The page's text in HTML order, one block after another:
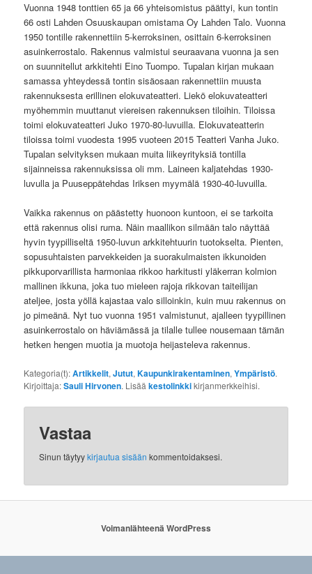
Vuonna 1948 tonttien 65 ja 66 yhteisomistus päättyi, kun tontin
66 osti Lahden Osuuskaupan omistama Oy Lahden Talo. Vuonna
1950 tontille rakennettiin 5-kerroksinen, osittain 6-kerroksinen
asuinkerrostalo. Rakennus valmistui seuraavana vuonna ja sen
on suunnitellut arkkitehti Eino Tuompo. Tupalan kirjan mukaan
samassa yhteydessä tontin sisäosaan rakennettiin muusta
rakennuksesta erillinen elokuvateatteri. Liekö elokuvateatteri
myöhemmin muuttanut viereisen rakennuksen tiloihin. Tiloissa
toimi elokuvateatteri Juko 1970-80-luvuilla. Elokuvateatterin
tiloissa toimi vuodesta 1995 vuoteen 2015 Teatteri Vanha Juko.
Tupalan selvityksen mukaan muita liikeyrityksiä tontilla
sijainneissa rakennuksissa oli mm. Laineen kaljatehdas 1930-
luvulla ja Puuseppätehdas Iriksen myymälä 1930-40-luvuilla.
Vaikka rakennus on päästetty huonoon kuntoon, ei se tarkoita
että rakennus olisi ruma. Näin maallikon silmään talo näyttää
hyvin tyypilliseltä 1950-luvun arkkitehtuurin tuotokselta. Pienten,
sopusuhtaisten parvekkeiden ja suorakulmaisten ikkunoiden
pikkuporvarillista harmoniaa rikkoo harkitusti yläkerran kolmion
mallinen ikkuna, joka tuo mieleen rajoja rikkovan taiteilijan
ateljee, josta yöllä kajastaa valo silloinkin, kuin muu rakennus on
jo pimeänä. Nyt tuo vuonna 1951 valmistunut, ajalleen tyypillinen
asuinkerrostalo on häviämässä ja tilalle tullee nousemaan tämän
hetken hengen muotia ja muotoja heijasteleva rakennus.
Kategoria(t):Artikkelit,Jutut,Kaupunkirakentaminen,Ympäristö.
Kirjoittaja:Sauli Hirvonen. Lisääkestolinkkikirjanmerkkeihisi.
Vastaa
Sinun täytyykirjautua sisään kommentoidaksesi.
Voimanlähteenä WordPress